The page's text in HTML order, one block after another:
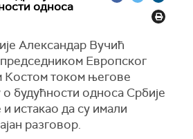
односа
Александар Вучић
председником Европског
Костом током његове
будућности односа Србије
истакао да су имали
разговор.